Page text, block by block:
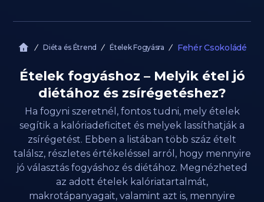
Diéta és Étrend Ételek Fogyásra Fehér Csokoládé
Ételek fogyáshoz – Melyik étel jó
diétához és zsírégetéshez?
Ha fogyni szeretnél, fontos tudni, mely ételek
segítik a kalóriadeficitet és melyek lassíthatják a
zsírégetést. Ebben a listában több száz ételt
találsz, részletes értékeléssel arról, hogy mennyire
jó választás fogyáshoz és diétához. Megnézheted
az adott ételek kalóriatartalmát,
makrotápanyagait, valamint azt is, mennyire